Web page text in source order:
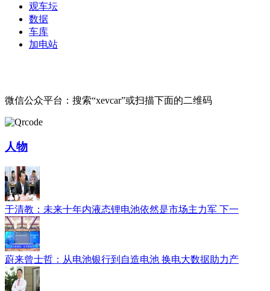
观车坛
数据
车库
加电站
微信公众平台：搜索“xevcar”或扫描下面的二维码
人物
于清教：未来十年内液态锂电池依然是市场主力军 下一
蔚来曾士哲：从电池银行到自造电池 换电大数据助力产